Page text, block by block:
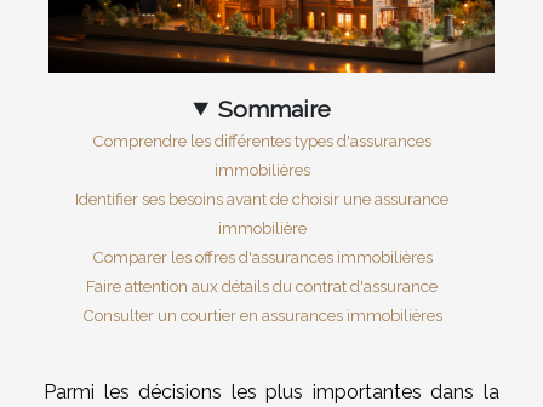
Sommaire
Comprendre les différentes types d'assurances
immobilières
Identifier ses besoins avant de choisir une assurance
immobilière
Comparer les offres d'assurances immobilières
Faire attention aux détails du contrat d'assurance
Consulter un courtier en assurances immobilières
Parmi les décisions les plus importantes dans la